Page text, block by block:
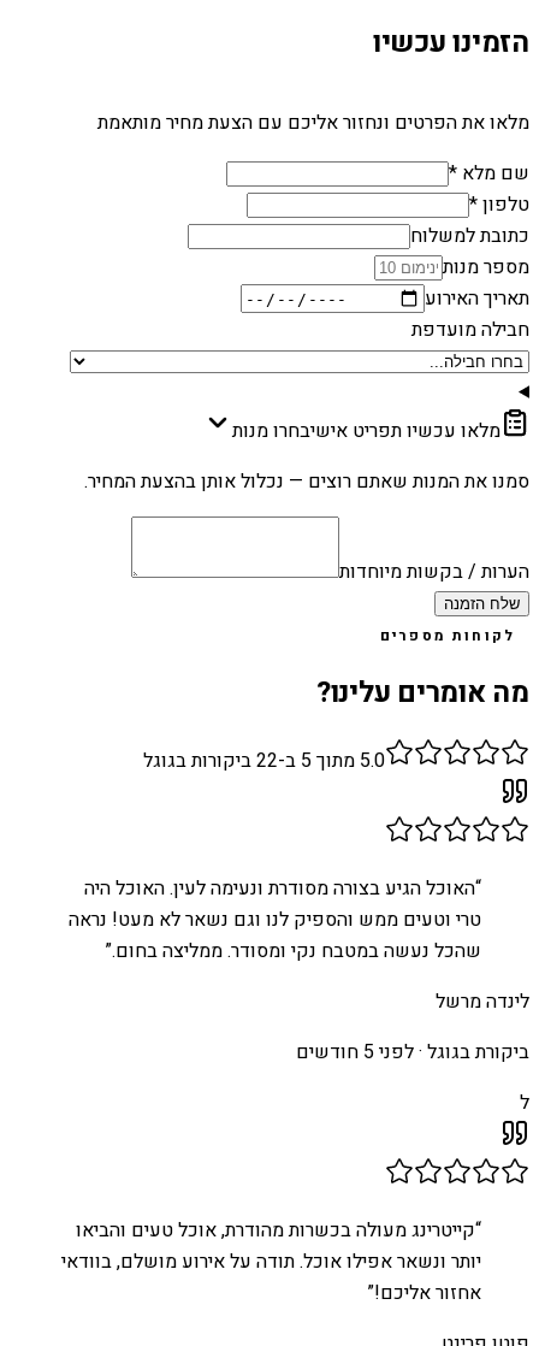
הזמינו עכשיו
מלאו את הפרטים ונחזור אליכם עם הצעת מחיר מותאמת
שם מלא *
טלפון *
כתובת למשלוח
מספר מנות
תאריך האירוע
חבילה מועדפת
מלאו עכשיו תפריט אישיבחרו מנות
סמנו את המנות שאתם רוצים — נכלול אותן בהצעת המחיר.
הערות / בקשות מיוחדות
שלח הזמנה
לקוחות מספרים
מה אומרים עלינו?
5.0 מתוך 5 ב- 22ביקורות בגוגל
“האוכל הגיע בצורה מסודרת ונעימה לעין. האוכל היה
טרי וטעים ממש והספיק לנו וגם נשאר לא מעט! נראה
שהכל נעשה במטבח נקי ומסודר. ממליצה בחום.”
לינדה מרשל
ביקורת בגוגל ·לפני 5 חודשים
ל
“קייטרינג מעולה בכשרות מהודרת, אוכל טעים והביאו
יותר ונשאר אפילו אוכל. תודה על אירוע מושלם, בוודאי
אחזור אליכם!”